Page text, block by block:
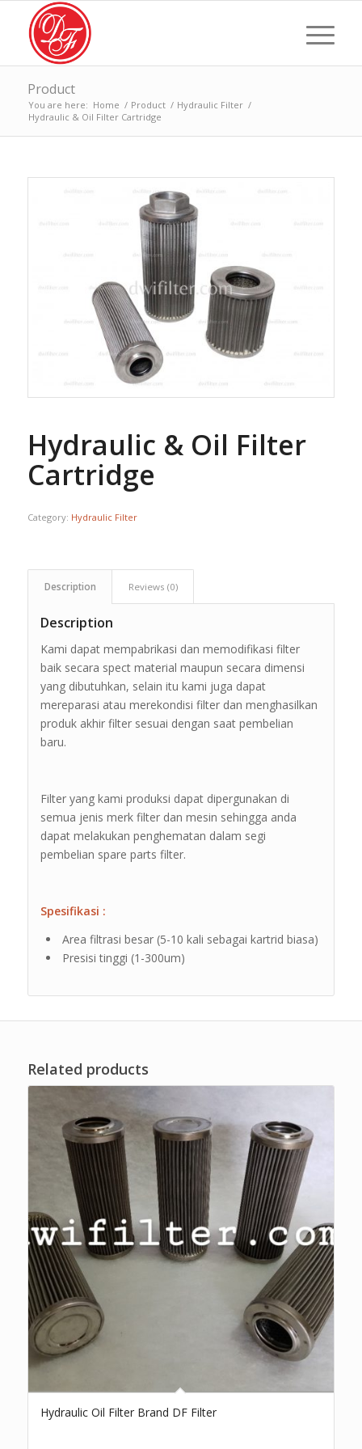
Product
You are here: Home / Product / Hydraulic Filter /
Hydraulic & Oil Filter Cartridge
Hydraulic & Oil Filter
Cartridge
Category: Hydraulic Filter
Description Reviews (0)
Description
Kami dapat mempabrikasi dan memodifikasi filter
baik secara spect material maupun secara dimensi
yang dibutuhkan, selain itu kami juga dapat
mereparasi atau merekondisi filter dan menghasilkan
produk akhir filter sesuai dengan saat pembelian
baru.
Filter yang kami produksi dapat dipergunakan di
semua jenis merk filter dan mesin sehingga anda
dapat melakukan penghematan dalam segi
pembelian spare parts filter.
Spesifikasi :
Area filtrasi besar (5-10 kali sebagai kartrid biasa)
Presisi tinggi (1-300um)
Related products
Hydraulic Oil Filter Brand DF Filter